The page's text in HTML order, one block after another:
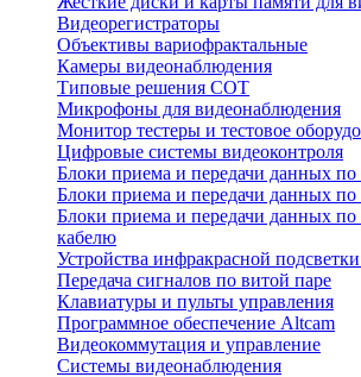
Видеорегистраторы
Объективы вариофрактальные
Камеры видеонаблюдения
Типовые решения СОТ
Микрофоны для видеонаблюдения
Монитор тестеры и тестовое
Цифровые системы видеоконтроля
Блоки приема и передачи данных по
Блоки приема и передачи данных по
Блоки приема и передачи данных по
кабелю
Устройства инфракрасной
Передача сигналов по витой паре
Клавиатуры и пульты управления
Программное обеспечение Altcam
Видеокоммутация и управление
Системы видеонаблюдения